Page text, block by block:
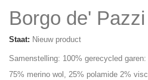
Borgo de'
Staat: Nieuw product
Samenstelling: 100% gerecycled garen:
75% merino wol, 25% polamide 2%